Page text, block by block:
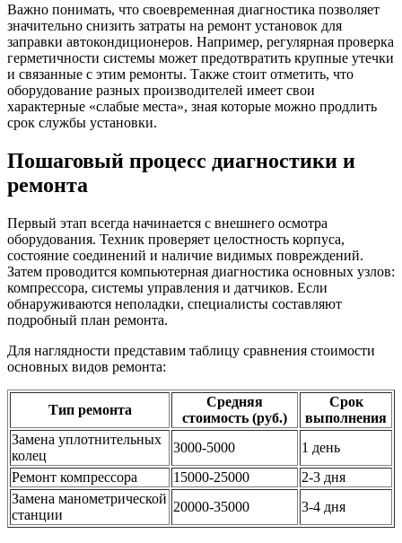
Важно понимать, что своевременная диагностика позволяет
значительно снизить затраты на ремонт установок для
заправки автокондиционеров. Например, регулярная проверка
герметичности системы может предотвратить крупные утечки
и связанные с этим ремонты. Также стоит отметить, что
оборудование разных производителей имеет свои
характерные «слабые места», зная которые можно продлить
срок службы установки.
Пошаговый процесс диагностики и
ремонта
Первый этап всегда начинается с внешнего осмотра
оборудования. Техник проверяет целостность корпуса,
состояние соединений и наличие видимых повреждений.
Затем проводится компьютерная диагностика основных узлов:
компрессора, системы управления и датчиков. Если
обнаруживаются неполадки, специалисты составляют
подробный план ремонта.
Для наглядности представим таблицу сравнения стоимости
основных видов ремонта:
Тип ремонта
Средняя
стоимость (руб.)
Срок
выполнения
Замена уплотнительных
колец
3000-5000
1 день
Ремонт компрессора
15000-25000
2-3 дня
Замена манометрической
станции
20000-35000 3-4 дня